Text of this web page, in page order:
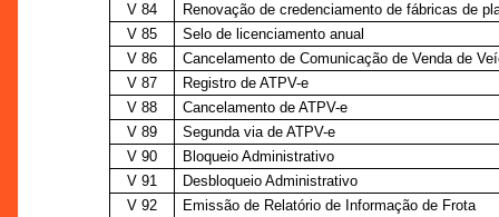
V 84
Renovação de credenciamento de fábricas de
V 85
Selo de licenciamento anual
V 86
Cancelamento de Comunicação de Venda de
V 87
Registro de ATPV-e
V 88
Cancelamento de ATPV-e
V 89
Segunda via de ATPV-e
V 90
Bloqueio Administrativo
V 91
Desbloqueio Administrativo
V 92
Emissão de Relatório de Informação de Frota